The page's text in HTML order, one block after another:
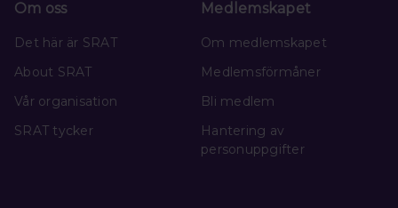
Om oss
Det här är SRAT
About SRAT
Vår organisation
SRAT tycker
Medlemskapet
Om medlemskapet
Medlemsförmåner
Bli medlem
Hantering av
personuppgifter